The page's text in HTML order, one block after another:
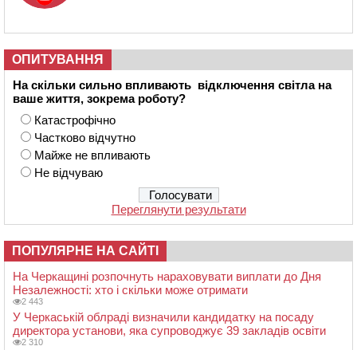
ОПИТУВАННЯ
На скільки сильно впливають відключення світла на
ваше життя, зокрема роботу?
Катастрофічно
Частково відчутно
Майже не впливають
Не відчуваю
Переглянути результати
ПОПУЛЯРНЕ НА САЙТІ
На Черкащині розпочнуть нараховувати виплати до Дня
Незалежності: хто і скільки може отримати
2 443
У Черкаській облраді визначили кандидатку на посаду
директора установи, яка супроводжує 39 закладів освіти
2 310